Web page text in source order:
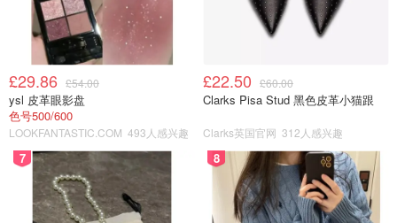
£29.86 £54.00
ysl 皮革眼影盘
色号500/600
LOOKFANTASTIC.COM 493人感兴趣
£22.50 £60.00
Clarks Pisa Stud 黑色皮革小猫跟
Clarks英国官网 312人感兴趣
7 8